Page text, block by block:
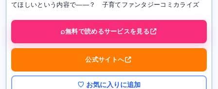
てほしいという内容で――？ 子育てファンタジーコミカライズ
無料で読めるサービスを見る
公式サイトへ
♡ お気に入りに追加